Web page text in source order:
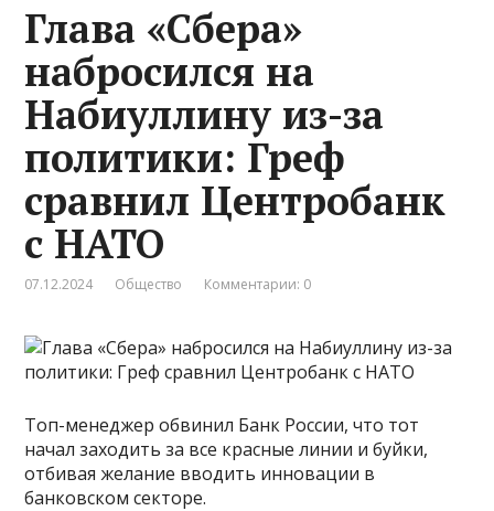
Глава «Сбера»
набросился на
Набиуллину из-за
политики: Греф
сравнил Центробанк
с НАТО
07.12.2024 Общество Комментарии: 0
Топ-менеджер обвинил Банк России, что тот
начал заходить за все красные линии и буйки,
отбивая желание вводить инновации в
банковском секторе.